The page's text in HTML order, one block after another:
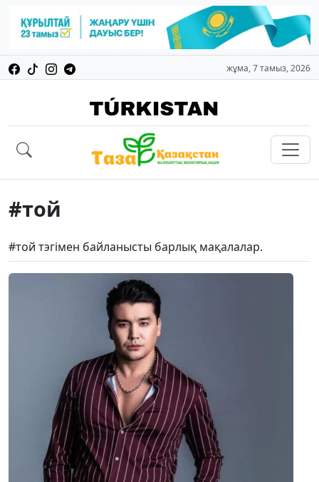
жұма, 7 тамыз, 2026
#той
#той тэгімен байланысты барлық мақалалар.